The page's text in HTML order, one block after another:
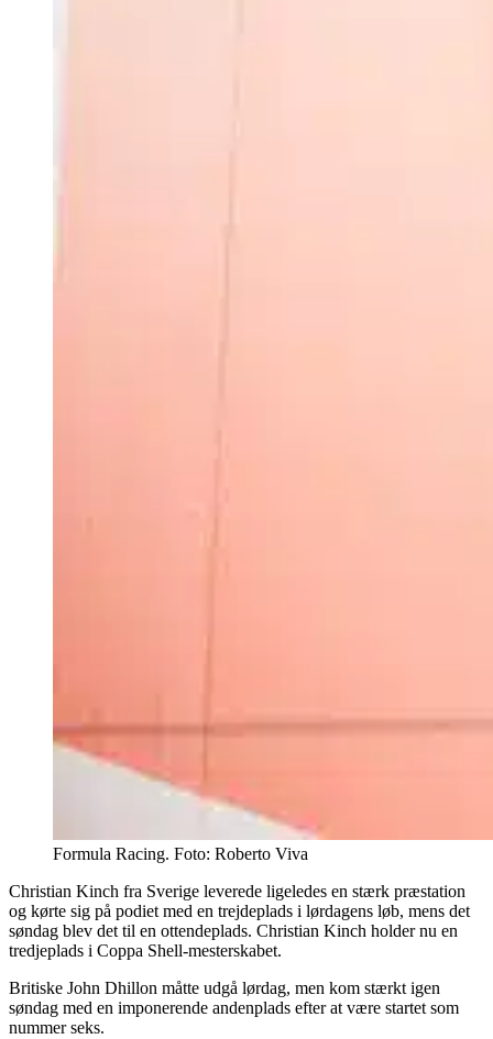
Formula Racing. Foto: Roberto Viva
Christian Kinch fra Sverige leverede ligeledes en stærk præstation
og kørte sig på podiet med en trejdeplads i lørdagens løb, mens det
søndag blev det til en ottendeplads. Christian Kinch holder nu en
tredjeplads i Coppa Shell-mesterskabet.
Britiske John Dhillon måtte udgå lørdag, men kom stærkt igen
søndag med en imponerende andenplads efter at være startet som
nummer seks.